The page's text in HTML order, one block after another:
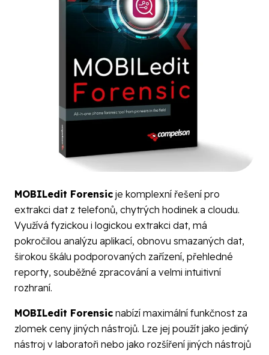
MOBILedit Forensic je komplexní řešení pro
extrakci dat z telefonů, chytrých hodinek a cloudu.
Využívá fyzickou i logickou extrakci dat, má
pokročilou analýzu aplikací, obnovu smazaných dat,
širokou škálu podporovaných zařízení, přehledné
reporty, souběžné zpracování a velmi intuitivní
rozhraní.
MOBILedit Forensic nabízí maximální funkčnost za
zlomek ceny jiných nástrojů. Lze jej použít jako jediný
nástroj v laboratoři nebo jako rozšíření jiných nástrojů